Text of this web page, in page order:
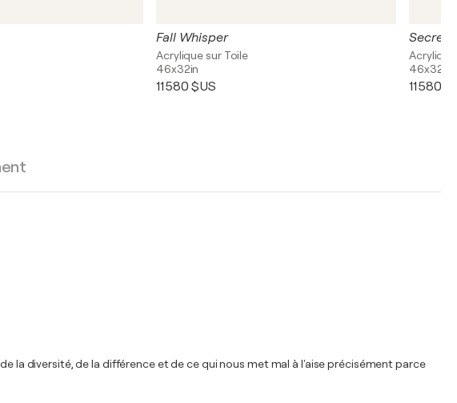
Fall Whisper
Acrylique sur Toile
46x32in
11 580 $US
Secret
46x32in
11 580
la diversité, de la différence et de ce qui nous met mal à l'aise précisément parce